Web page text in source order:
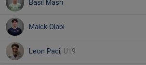
Basil Masri
Malek Olabi
Leon Paci, U19